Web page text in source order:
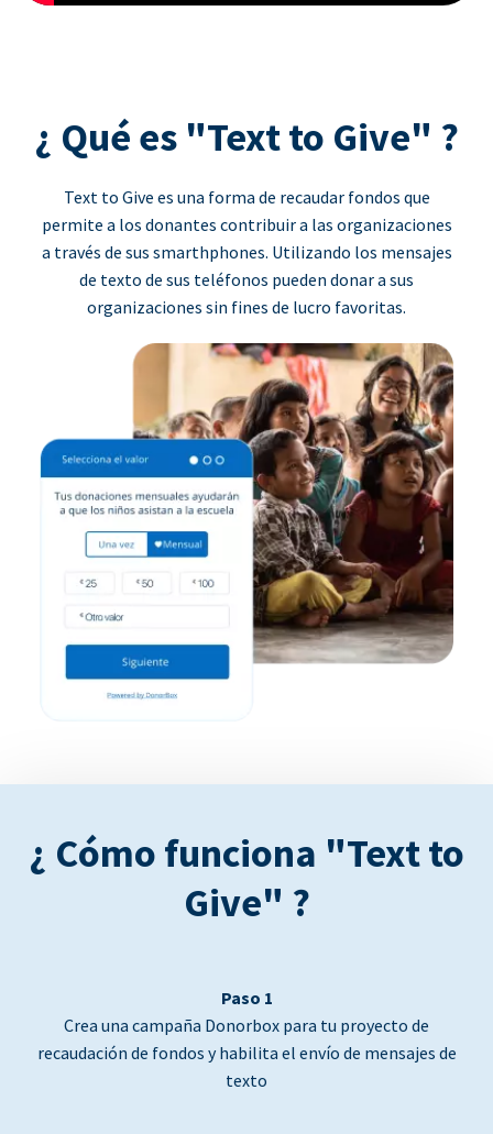
¿ Qué es "Text to Give" ?
Text to Give es una forma de recaudar fondos que
permite a los donantes contribuir a las organizaciones
a través de sus smarthphones. Utilizando los mensajes
de texto de sus teléfonos pueden donar a sus
organizaciones sin fines de lucro favoritas.
¿ Cómo funciona "Text to
Give" ?
Paso 1
Crea una campaña Donorbox para tu proyecto de
recaudación de fondos y habilita el envío de mensajes de
texto